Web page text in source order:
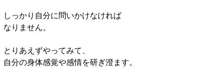
しっかり自分に問いかけなければ
なりません。
とりあえずやってみて、
自分の身体感覚や感情を研ぎ澄ます。